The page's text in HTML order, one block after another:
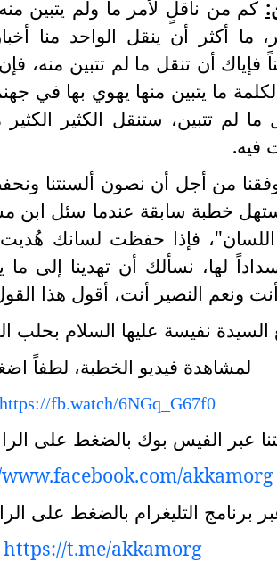
كم من ناقلٍ لأمر ما ولم يتبين
ما أكثر أن ينقل الواحد منا
فإياك أن تنقل ما لم تتبين
ما يتبين منها يهوي بها
لم تتبين، ستنقل الكثير الكثير
فيه.
من أجل أن نصون ألسنتنا
خطبة سابقة عندما سئل ابن
فإذا حفظت لسانك هُديت
لها، نسألك أن تهدينا إلى ما
ونعم النصير أنت، أقول هذا
نفيسة عليها السلام بحلب الجديدة
لمشاهدة فيديو الخطبة، لطفاً
https://fb.watch/6NGq_G67f0
عبر الفيس بوك بالضغط على
akkamorg
عبر برنامج التليغرام بالضغط على
https://t.me/akkamorg